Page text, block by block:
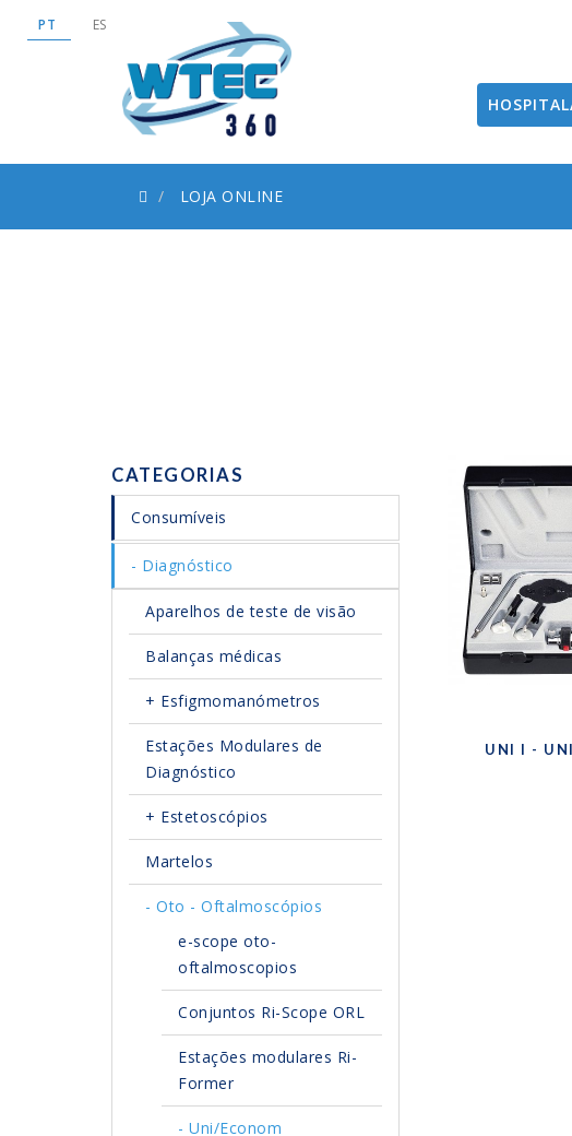
PT ES
LOJA ONLINE
CATEGORIAS
Consumíveis
Diagnóstico
Aparelhos de teste de visão
Balanças médicas
Esfigmomanómetros
Estações Modulares de
Diagnóstico
Estetoscópios
Martelos
Oto - Oftalmoscópios
e-scope oto-
oftalmoscopios
Conjuntos Ri-Scope ORL
Estações modulares Ri-
Former
Uni/Econom
UNI I -